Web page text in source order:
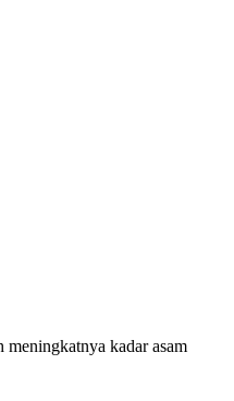
kadar asam